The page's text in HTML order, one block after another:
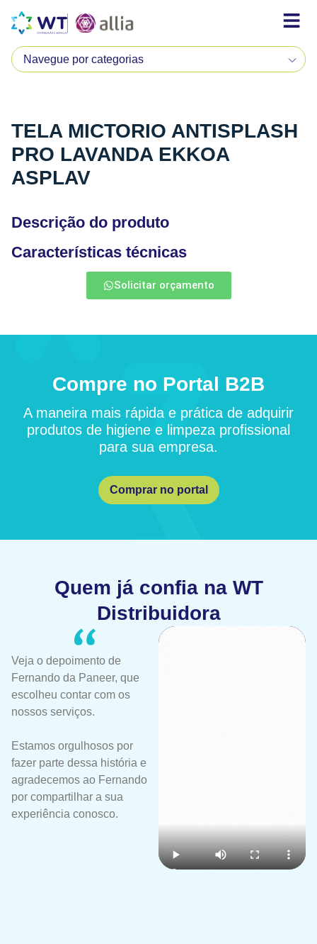
TELA MICTORIO ANTISPLASH
PRO LAVANDA EKKOA
ASPLAV
Descrição do produto
Características técnicas
Solicitar orçamento
Compre no Portal B2B
A maneira mais rápida e prática de adquirir
produtos de higiene e limpeza profissional
para sua empresa.
Comprar no portal
Quem já confia na WT
Distribuidora
Veja o depoimento de
Fernando da Paneer, que
escolheu contar com os
nossos serviços.
Estamos orgulhosos por
fazer parte dessa história e
agradecemos ao Fernando
por compartilhar a sua
experiência conosco.